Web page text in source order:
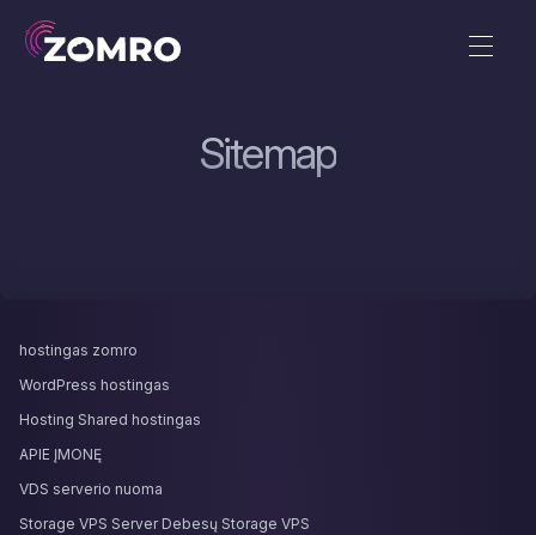
Sitemap
hostingas zomro
WordPress hostingas
Hosting Shared hostingas
APIE ĮMONĘ
VDS serverio nuoma
Storage VPS Server Debesų Storage VPS